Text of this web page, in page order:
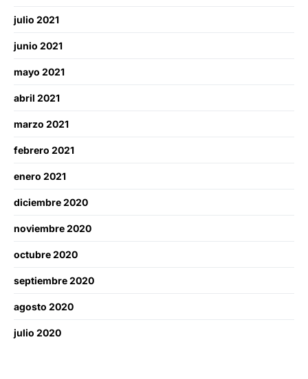
julio 2021
junio 2021
mayo 2021
abril 2021
marzo 2021
febrero 2021
enero 2021
diciembre 2020
noviembre 2020
octubre 2020
septiembre 2020
agosto 2020
julio 2020